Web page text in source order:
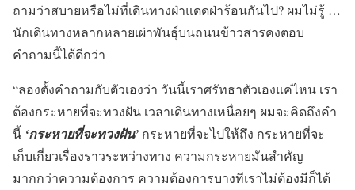
ถามว่าสบายหรือไม่ที่เดินทางฝ่าแดดฝ่าร้อนกันไป? ผมไม่รู้ …
นักเดินทางหลากหลายเผ่าพันธุ์บนถนนข้าวสารคงตอบ
คำถามนี้ได้ดีกว่า
“ลองตั้งคำถามกับตัวเองว่า วันนี้เราศรัทธาตัวเองแค่ไหน เรา
ต้องกระหายที่จะทวงฝัน เวลาเดินทางเหนื่อยๆ ผมจะคิดถึงคำ
นี้ ‘กระหายที่จะทวงฝัน’ กระหายที่จะไปให้ถึง กระหายที่จะ
เก็บเกี่ยวเรื่องราวระหว่างทาง ความกระหายมันสำคัญ
มากกว่าความต้องการ ความต้องการบางทีเราไม่ต้องมีก็ได้